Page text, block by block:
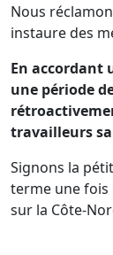
Nous
instaure des
En accordant
une période
travailleurs
Signons la
terme une
sur la Côte-